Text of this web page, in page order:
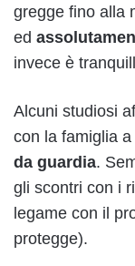
gregge fino alla
ed
invece è
Alcuni studiosi
con la famiglia a
da guardia.
gli scontri con i
legame con il
protegge).